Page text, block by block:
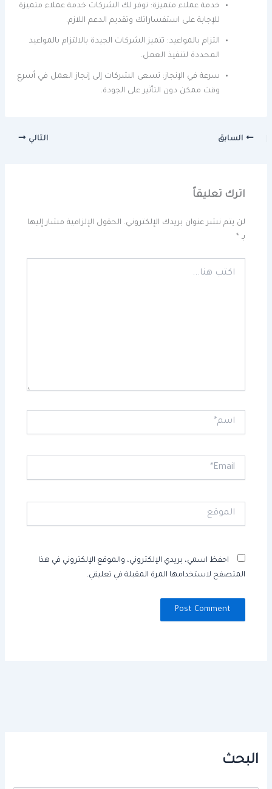
خدمة عملاء متميزة: توفر لك الشركات خدمة عملاء متميزة
للإجابة على استفساراتك وتقديم الدعم اللازم.
التزام بالمواعيد: تتميز الشركات الجيدة بالالتزام بالمواعيد
المحددة لتنفيذ العمل.
سرعة في الإنجاز: تسعى الشركات إلى إنجاز العمل في أسرع
وقت ممكن دون التأثير على الجودة.
السابق التالي
اترك تعليقاً
لن يتم نشر عنوان بريدك الإلكتروني. الحقول الإلزامية مشار إليها
بـ*
هنا...
اسم*
Email*
الموقع
احفظ اسمي، بريدي الإلكتروني، والموقع الإلكتروني في هذا
المتصفح لاستخدامها المرة المقبلة في تعليقي.
البحث